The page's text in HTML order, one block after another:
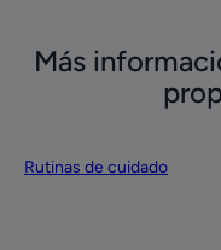
Más
Rutinas de cuidado